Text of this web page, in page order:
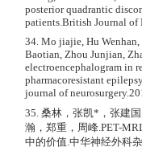
posterior quadrantic
patients.British Journal of
34. Mo jiajie, Hu
Baotian, Zhou Junjian,
electroencephalogram in
pharmacoresistant
journal of
35. 桑林，张凯*，张建
瀚，郑重，周峰.PET-
中的价值.中华神经外科